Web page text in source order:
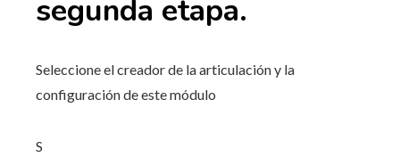
segunda etapa.
Seleccione el creador de la articulación y la
configuración de este módulo
S